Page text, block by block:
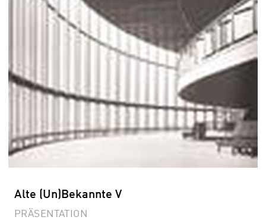
Alte (Un)Bekannte V
PRÄSENTATION